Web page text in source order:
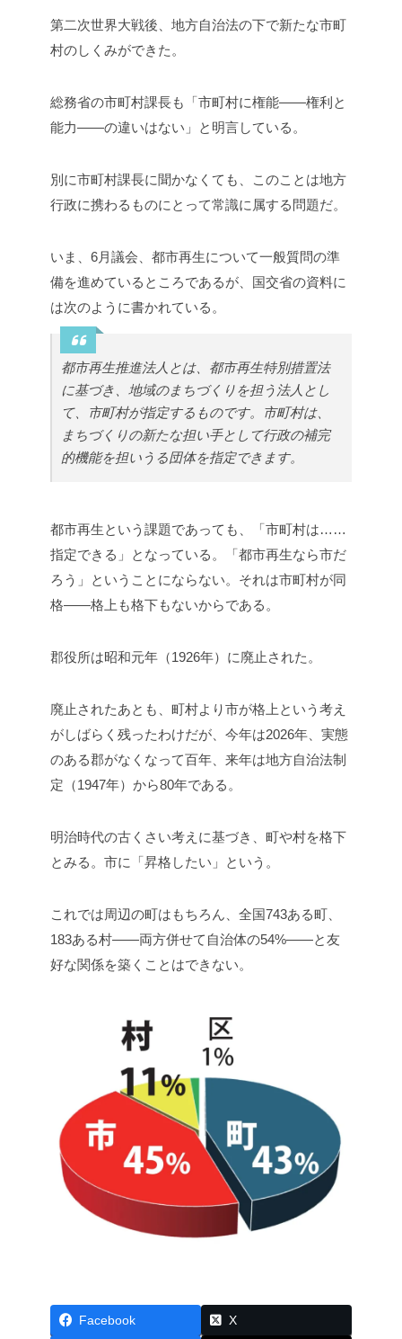
第二次世界大戦後、地方自治法の下で新たな市町
村のしくみができた。
総務省の市町村課長も「市町村に権能――権利と
能力――の違いはない」と明言している。
別に市町村課長に聞かなくても、このことは地方
行政に携わるものにとって常識に属する問題だ。
いま、6月議会、都市再生について一般質問の準
備を進めているところであるが、国交省の資料に
は次のように書かれている。
都市再生推進法人とは、都市再生特別措置法
に基づき、地域のまちづくりを担う法人とし
て、市町村が指定するものです。市町村は、
まちづくりの新たな担い手として行政の補完
的機能を担いうる団体を指定できます。
都市再生という課題であっても、「市町村は……
指定できる」となっている。「都市再生なら市だ
ろう」ということにならない。それは市町村が同
格――格上も格下もないからである。
郡役所は昭和元年（1926年）に廃止された。
廃止されたあとも、町村より市が格上という考え
がしばらく残ったわけだが、今年は2026年、実態
のある郡がなくなって百年、来年は地方自治法制
定（1947年）から80年である。
明治時代の古くさい考えに基づき、町や村を格下
とみる。市に「昇格したい」という。
これでは周辺の町はもちろん、全国743ある町、
183ある村――両方併せて自治体の54%――と友
好な関係を築くことはできない。
Facebook X